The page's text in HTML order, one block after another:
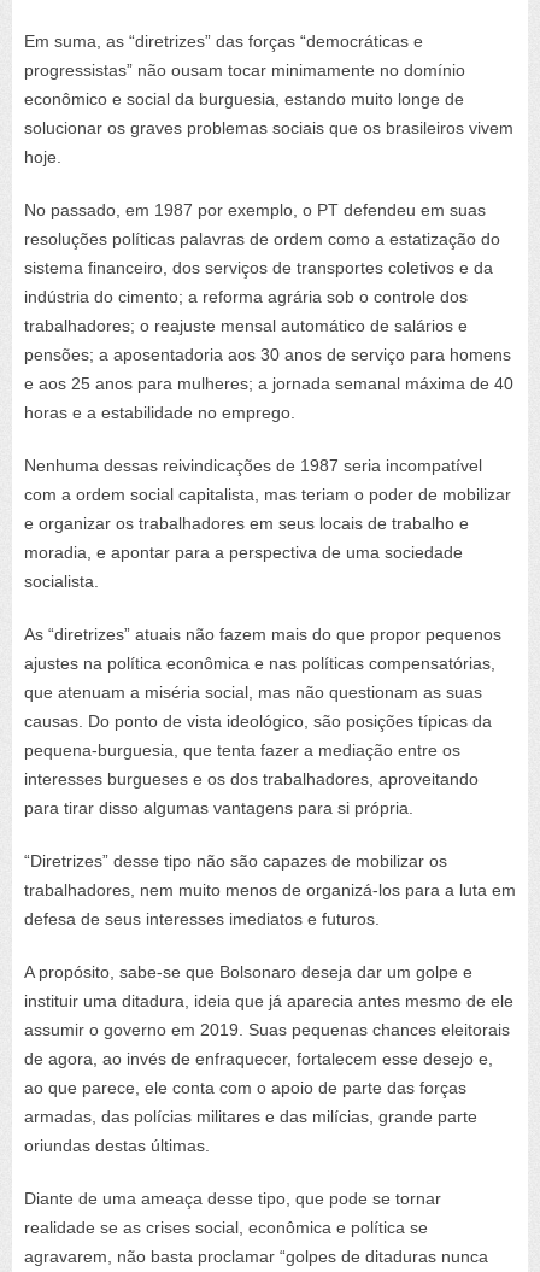
Em suma, as “diretrizes” das forças “democráticas e
progressistas” não ousam tocar minimamente no domínio
econômico e social da burguesia, estando muito longe de
solucionar os graves problemas sociais que os brasileiros vivem
hoje.
No passado, em 1987 por exemplo, o PT defendeu em suas
resoluções políticas palavras de ordem como a estatização do
sistema financeiro, dos serviços de transportes coletivos e da
indústria do cimento; a reforma agrária sob o controle dos
trabalhadores; o reajuste mensal automático de salários e
pensões; a aposentadoria aos 30 anos de serviço para homens
e aos 25 anos para mulheres; a jornada semanal máxima de 40
horas e a estabilidade no emprego.
Nenhuma dessas reivindicações de 1987 seria incompatível
com a ordem social capitalista, mas teriam o poder de mobilizar
e organizar os trabalhadores em seus locais de trabalho e
moradia, e apontar para a perspectiva de uma sociedade
socialista.
As “diretrizes” atuais não fazem mais do que propor pequenos
ajustes na política econômica e nas políticas compensatórias,
que atenuam a miséria social, mas não questionam as suas
causas. Do ponto de vista ideológico, são posições típicas da
pequena-burguesia, que tenta fazer a mediação entre os
interesses burgueses e os dos trabalhadores, aproveitando
para tirar disso algumas vantagens para si própria.
“Diretrizes” desse tipo não são capazes de mobilizar os
trabalhadores, nem muito menos de organizá-los para a luta em
defesa de seus interesses imediatos e futuros.
A propósito, sabe-se que Bolsonaro deseja dar um golpe e
instituir uma ditadura, ideia que já aparecia antes mesmo de ele
assumir o governo em 2019. Suas pequenas chances eleitorais
de agora, ao invés de enfraquecer, fortalecem esse desejo e,
ao que parece, ele conta com o apoio de parte das forças
armadas, das polícias militares e das milícias, grande parte
oriundas destas últimas.
Diante de uma ameaça desse tipo, que pode se tornar
realidade se as crises social, econômica e política se
agravarem, não basta proclamar “golpes de ditaduras nunca